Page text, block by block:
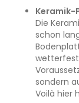
Keramik-
Die
schon
wetterfest
sondern
Voilà hier